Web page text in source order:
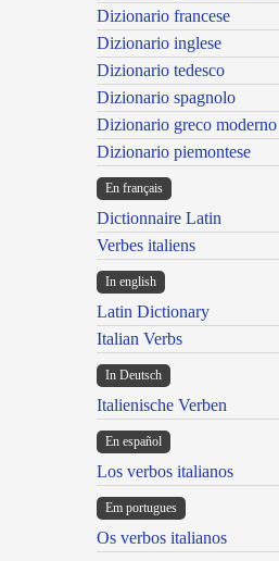
Dizionario francese
Dizionario inglese
Dizionario tedesco
Dizionario spagnolo
Dizionario greco moderno
Dizionario piemontese
En français
Dictionnaire Latin
Verbes italiens
In english
Latin Dictionary
Italian Verbs
In Deutsch
Italienische Verben
En español
Los verbos italianos
Em portugues
Os verbos italianos